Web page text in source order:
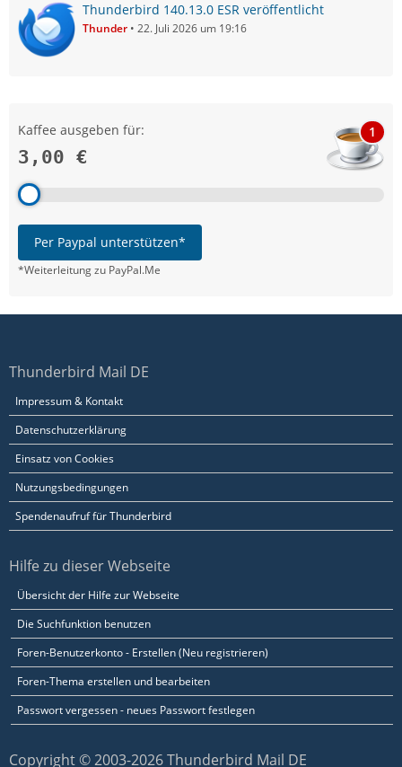
Thunderbird 140.13.0 ESR veröffentlicht
Thunder 22. Juli 2026 um 19:16
Kaffee ausgeben für:
3,00 €
1
Per Paypal unterstützen*
*Weiterleitung zu PayPal.Me
Thunderbird Mail DE
Impressum & Kontakt
Datenschutzerklärung
Einsatz von Cookies
Nutzungsbedingungen
Spendenaufruf für Thunderbird
Hilfe zu dieser Webseite
Übersicht der Hilfe zur Webseite
Die Suchfunktion benutzen
Foren-Benutzerkonto - Erstellen (Neu registrieren)
Foren-Thema erstellen und bearbeiten
Passwort vergessen - neues Passwort festlegen
Copyright © 2003-2026 Thunderbird Mail DE